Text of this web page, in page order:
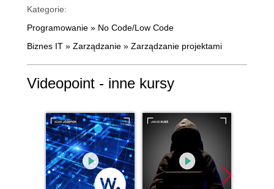
Kategorie:
Programowanie » No Code/Low Code
Biznes IT » Zarządzanie » Zarządzanie projektami
Videopoint - inne kursy